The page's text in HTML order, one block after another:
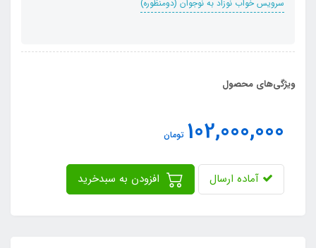
سرویس خواب نوزاد به نوجوان (دومنظوره)
ویژگی‌های محصول
102,000,000 تومان
آماده ارسال